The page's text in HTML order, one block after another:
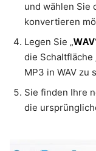
und wählen Sie
konvertieren
Legen Sie „WAV
die Schaltfläche
MP3 in WAV zu
Sie finden Ihre
die